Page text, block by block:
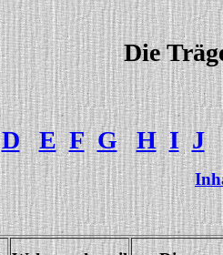
Die
D E F G H I J